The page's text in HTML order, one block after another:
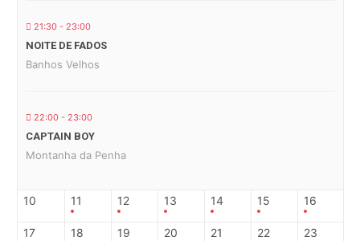
21:30 - 23:00
NOITE DE FADOS
Banhos Velhos
22:00 - 23:00
CAPTAIN BOY
Montanha da Penha
10 11 12 13 14 15 16
17 18 19 20 21 22 23